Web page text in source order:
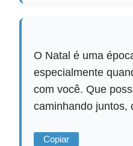
O Natal é uma
especialmente
com você. Que
caminhando juntos,
Copiar